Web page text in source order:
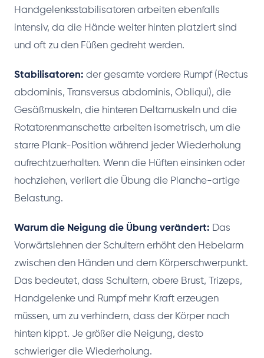
Handgelenksstabilisatoren arbeiten ebenfalls
intensiv, da die Hände weiter hinten platziert sind
und oft zu den Füßen gedreht werden.
Stabilisatoren: der gesamte vordere Rumpf (Rectus
abdominis, Transversus abdominis, Obliqui), die
Gesäßmuskeln, die hinteren Deltamuskeln und die
Rotatorenmanschette arbeiten isometrisch, um die
starre Plank-Position während jeder Wiederholung
aufrechtzuerhalten. Wenn die Hüften einsinken oder
hochziehen, verliert die Übung die Planche-artige
Belastung.
Warum die Neigung die Übung verändert: Das
Vorwärtslehnen der Schultern erhöht den Hebelarm
zwischen den Händen und dem Körperschwerpunkt.
Das bedeutet, dass Schultern, obere Brust, Trizeps,
Handgelenke und Rumpf mehr Kraft erzeugen
müssen, um zu verhindern, dass der Körper nach
hinten kippt. Je größer die Neigung, desto
schwieriger die Wiederholung.